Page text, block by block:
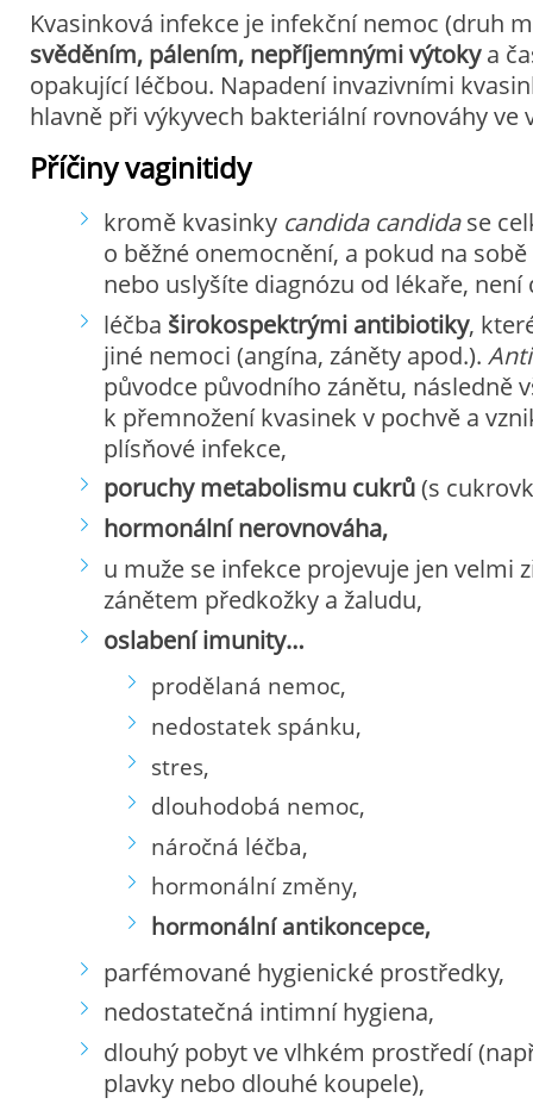
Kvasinková infekce je infekční nemoc (druh
svěděním, pálením, nepříjemnými výtokya
opakující léčbou. Napadení invazivními
hlavně při výkyvech bakteriální rovnováhy ve
Příčiny vaginitidy
kromě kvasinky candida candidase
o běžné onemocnění, a pokud na
nebo uslyšíte diagnózu od lékaře, není
léčba širokospektrými antibiotiky,
jiné nemoci (angína, záněty apod.).
původce původního zánětu, následně
k přemnožení kvasinek v pochvě a
plísňové infekce,
poruchy metabolismu cukrů(s
hormonální nerovnováha,
u muže se infekce projevuje jen velmi
zánětem předkožky a žaludu,
oslabení imunity…
prodělaná nemoc,
nedostatek spánku,
stres,
dlouhodobá nemoc,
náročná léčba,
hormonální změny,
hormonální antikoncepce,
parfémované hygienické prostředky,
nedostatečná intimní hygiena,
dlouhý pobyt ve vlhkém prostředí
plavky nebo dlouhé koupele),